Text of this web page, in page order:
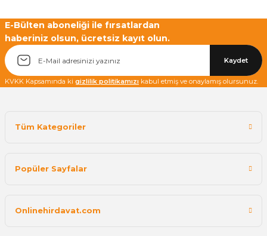
E-Bülten aboneliği ile fırsatlardan
haberiniz olsun, ücretsiz kayıt olun.
Kaydet
KVKK Kapsamında ki gizlilik politikamızı kabul etmiş ve onaylamış olursunuz.
Tüm Kategoriler
Popüler Sayfalar
Onlinehirdavat.com